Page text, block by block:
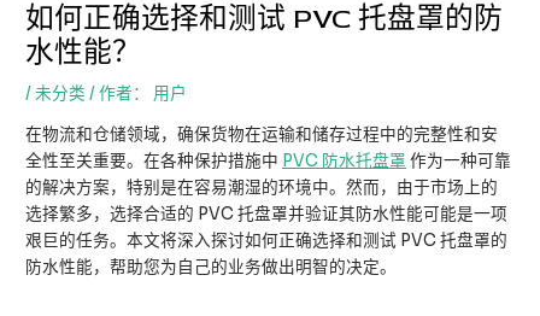
如何正确选择和测试 PVC 托盘罩的防
水性能？
/未分类 / 作者：
用户
在物流和仓储领域，确保货物在运输和储存过程中的完整性和安
全性至关重要。在各种保护措施中 PVC 防水托盘罩 作为一种可靠
的解决方案，特别是在容易潮湿的环境中。然而，由于市场上的
选择繁多，选择合适的 PVC 托盘罩并验证其防水性能可能是一项
艰巨的任务。本文将深入探讨如何正确选择和测试 PVC 托盘罩的
防水性能，帮助您为自己的业务做出明智的决定。